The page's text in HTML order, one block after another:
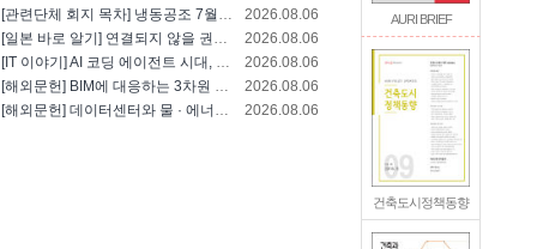
AURI BRIEF
건축도시정책동향
[관련단체 회지 목차] 냉동공조 7월호(한국냉..
2026.08.06
[일본 바로 알기] 연결되지 않을 권리를 찾는..
2026.08.06
[IT 이야기] AI 코딩 에이전트 시대, 엔..
2026.08.06
[해외문헌] BIM에 대응하는 3차원 건축 설..
2026.08.06
[해외문헌] 데이터센터와 물 · 에너지의 통합..
2026.08.06